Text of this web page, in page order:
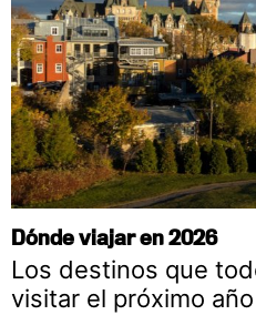
Dónde viajar en 2026
Los destinos que
visitar el próximo año